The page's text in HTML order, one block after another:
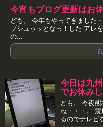
今宵もブログ更新はお
ども。 今年もやってきました
ブシュゥッとなっ！した アレ
の...
今日は九
でお休みし
ども。 今夜
ね・・・。 震
るのでテレビ